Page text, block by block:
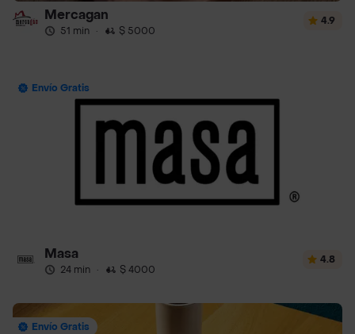
Mercagan
51 min · $ 5000
4.9
Envío Gratis
Masa
24 min · $ 4000
4.8
Envío Gratis